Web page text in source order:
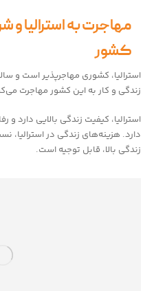
مهاجرت به استرالیا و
کشور
استرالیا، کشوری مهاجرپذیر است و
زندگی و کار به این کشور مهاجرت
استرالیا، کیفیت زندگی بالایی دارد
دارد. هزینه‌های زندگی در استرالیا،
زندگی بالا، قابل توجیه است.